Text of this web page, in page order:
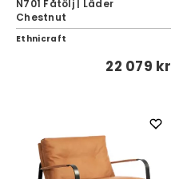
N701 Fåtölj | Läder
Chestnut
Ethnicraft
22 079 kr